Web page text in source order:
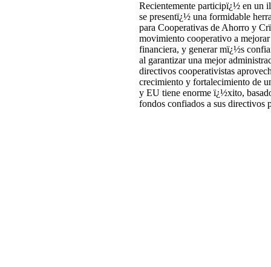
Recientemente participï¿½ en un
se presentï¿½ una formidable
para Cooperativas de Ahorro y
movimiento cooperativo a
financiera, y generar mï¿½s
al garantizar una mejor
directivos cooperativistas
crecimiento y fortalecimiento de
y EU tiene enorme ï¿½xito,
fondos confiados a sus directivos